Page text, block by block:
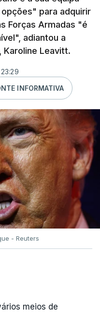
para adquirir
Forças Armadas "é
adiantou a
Karoline Leavitt.
INFORMATIVA
- Reuters
meios de